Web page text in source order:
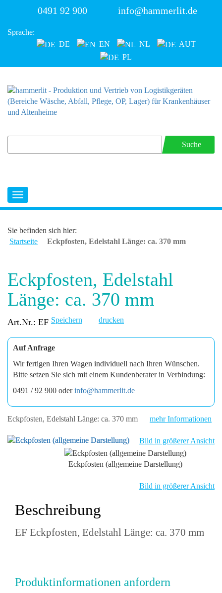
0491 92 900 info@hammerlit.de
Sprache:
DE
EN NL
AUT
PL
Suche
Sie befinden sich hier:
Startseite
Eckpfosten, Edelstahl Länge: ca. 370 mm
Eckpfosten, Edelstahl
Länge: ca. 370 mm
Art.Nr.: EF Speichern drucken
Auf Anfrage
Wir fertigen Ihren Wagen individuell nach Ihren Wünschen.
Bitte setzen Sie sich mit einem Kundenberater in Verbindung:
0491 / 92 900 oderinfo@hammerlit.de
Eckpfosten, Edelstahl Länge: ca. 370 mm mehr Informationen
Bild in größerer Ansicht
Eckpfosten (allgemeine Darstellung)
Bild in größerer Ansicht
Beschreibung
EF Eckpfosten, Edelstahl Länge: ca. 370 mm
Produktinformationen anfordern